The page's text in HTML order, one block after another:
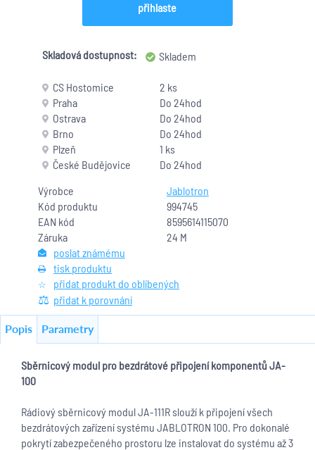
Výrobce
Jablotron
Kód produktu
994745
EAN kód
8595614115070
Záruka
24 M
poslat známému
tisk produktu
přidat produkt do oblíbených
přidat k porovnání
přihlaste
Skladová dostupnost: Skladem
CS Hostomice
2 ks
Praha
Do 24hod
Ostrava
Do 24hod
Brno
Do 24hod
Plzeň
1 ks
České Budějovice
Do 24hod
Popis Parametry
Sběrnicový modul pro bezdrátové připojení komponentů JA-
100
Rádiový sběrnicový modul JA-111R slouží k připojení všech
bezdrátových zařízení systému JABLOTRON 100. Pro dokonalé
pokrytí zabezpečeného prostoru lze instalovat do systému až 3